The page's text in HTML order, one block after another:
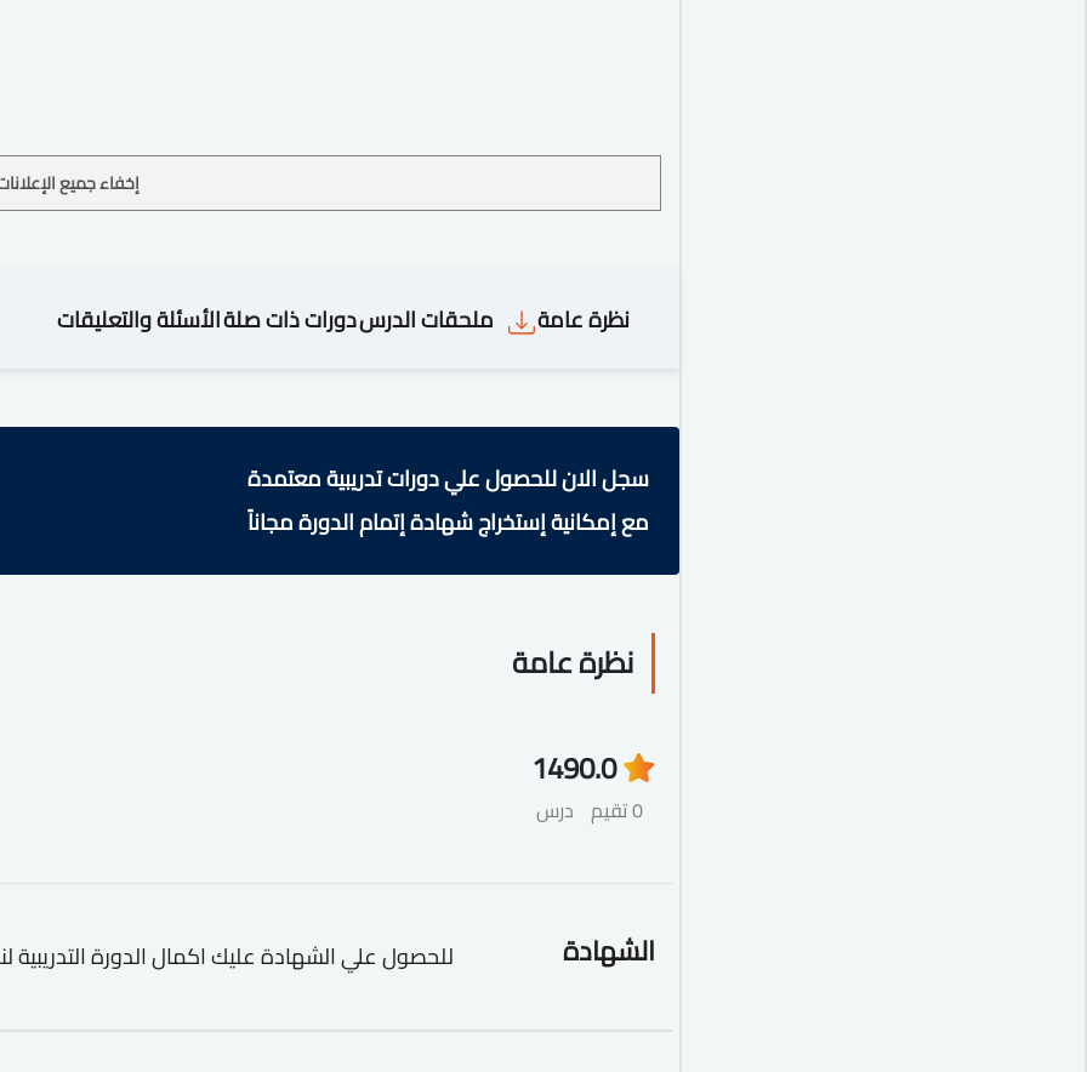
إخفاء جميع
نظرة عامة ملحقات الدرسدورات ذات صلةالأسئلة والتعليقات
سجل الان للحصول علي دورات تدريبية معتمدة
مع إمكانية إستخراج شهادة إتمام الدورة مجاناً
نظرة عامة
0.0
0 تقيم
149
درس
الشهادة للحصول علي الشهادة عليك اكمال الدورة التدريبية